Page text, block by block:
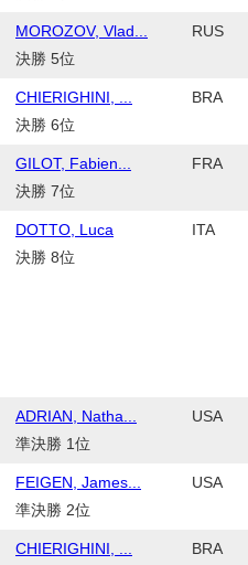
MOROZOV, Vlad...
決勝 5位
RUS
CHIERIGHINI, ...
決勝 6位
BRA
GILOT, Fabien...
決勝 7位
FRA
DOTTO, Luca
決勝 8位
ITA
ADRIAN, Natha...
準決勝 1位
USA
FEIGEN, James...
準決勝 2位
USA
CHIERIGHINI, ...
BRA